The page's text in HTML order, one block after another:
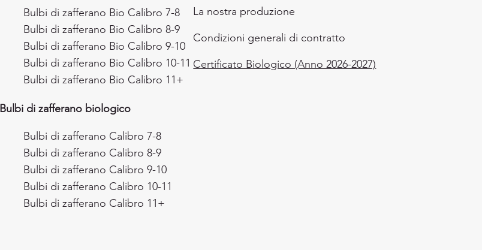
Bulbi di zafferano Bio Calibro 7-8
Bulbi di zafferano Bio Calibro 8-9
Bulbi di zafferano Bio Calibro 9-10
Bulbi di zafferano Bio Calibro 10-11
Bulbi di zafferano Bio Calibro 11+
Bulbi di zafferano biologico
Bulbi di zafferano Calibro 7-8
Bulbi di zafferano Calibro 8-9
Bulbi di zafferano Calibro 9-10
Bulbi di zafferano Calibro 10-11
Bulbi di zafferano Calibro 11+
La nostra produzione
Condizioni generali di contratto
Certificato Biologico (Anno 2026-2027)